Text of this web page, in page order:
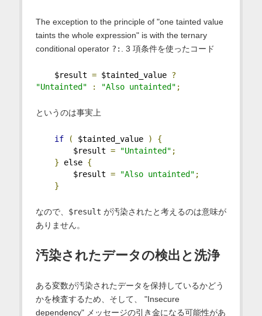
The exception to the principle of "one tainted value
taints the whole expression" is with the ternary
conditional operator ?: . 3 項条件を使ったコード
$result = $tainted_value ?
"Untainted"
: "Also untainted" ;
というのは事実上
if ( $tainted_value )
{
$result = "Untainted" ;
} else {
$result = "Also untainted" ;
}
なので、 $result が汚染されたと考えるのは意味が
ありません。
汚染されたデータの検出と洗浄
ある変数が汚染されたデータを保持しているかどう
かを検査するため、そして、 "Insecure
dependency" メッセージの引き金になる可能性があ